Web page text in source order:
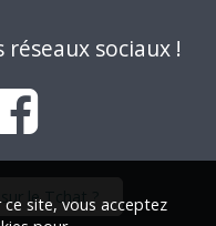
réseaux sociaux !
le Tchat ?
site, vous acceptez